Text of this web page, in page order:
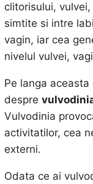
clitorisului,
simtite si intre
vagin, iar cea
nivelul vulvei,
Pe langa
despre
Vulvodinia
activitatilor, cea
externi.
Odata ce ai